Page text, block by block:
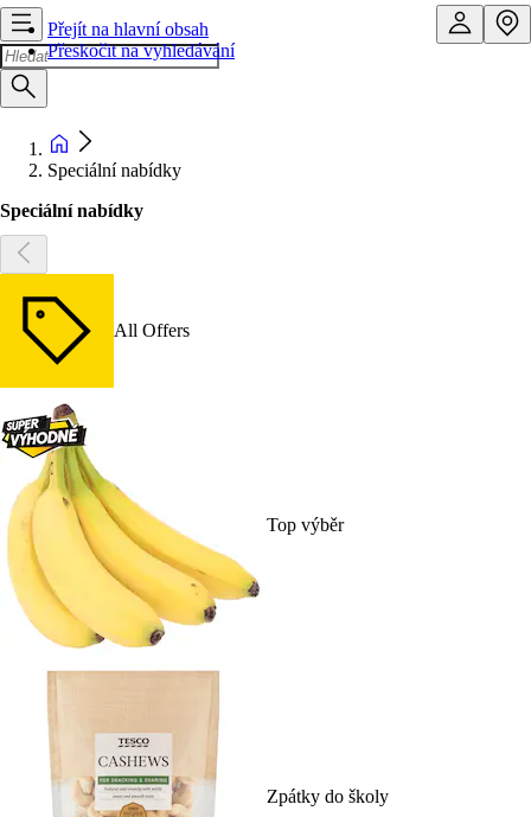
Přejít na hlavní obsah
Přeskočit na vyhledávání
Speciální nabídky
Speciální nabídky
All Offers
Top výběr
Zpátky do školy